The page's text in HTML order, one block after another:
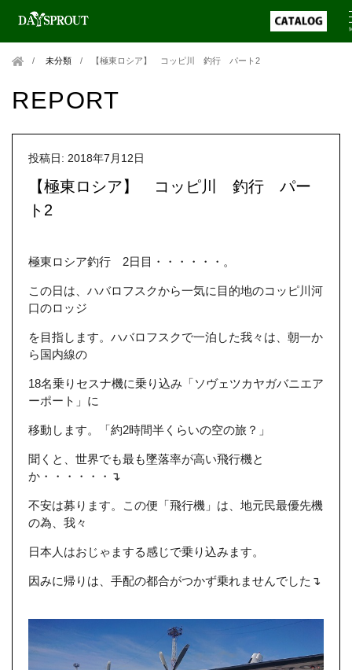
未分類 / 【極東ロシア】 コッピ川 釣行 パート2
REPORT
投稿日: 2018年7月12日
【極東ロシア】 コッピ川 釣行 パー
ト2
極東ロシア釣行 2日目・・・・・・。
この日は、ハバロフスクから一気に目的地のコッピ川河
口のロッジ
を目指します。ハバロフスクで一泊した我々は、朝一か
ら国内線の
18名乗りセスナ機に乗り込み「ソヴェツカヤガバニエア
ーポート」に
移動します。「約2時間半くらいの空の旅？」
聞くと、世界でも最も墜落率が高い飛行機と
か・・・・・・↴
不安は募ります。この便「飛行機」は、地元民最優先機
の為、我々
日本人はおじゃまする感じで乗り込みます。
因みに帰りは、手配の都合がつかず乗れませんでした↴